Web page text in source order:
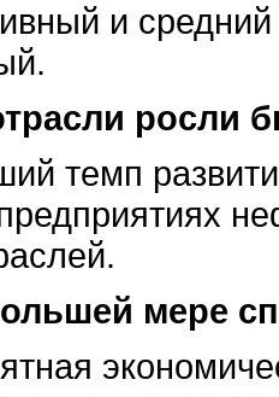
и
росли
темп
мере